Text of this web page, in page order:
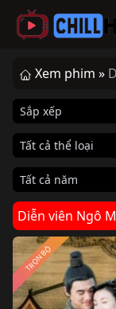
Xem phim »
Diễn viên Ngô
TRỌN BỘ